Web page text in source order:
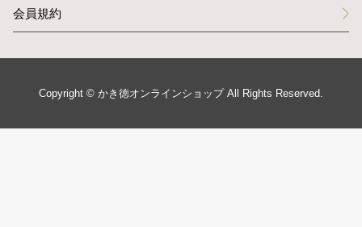
会員規約
Copyright © かき徳オンラインショップ All Rights Reserved.